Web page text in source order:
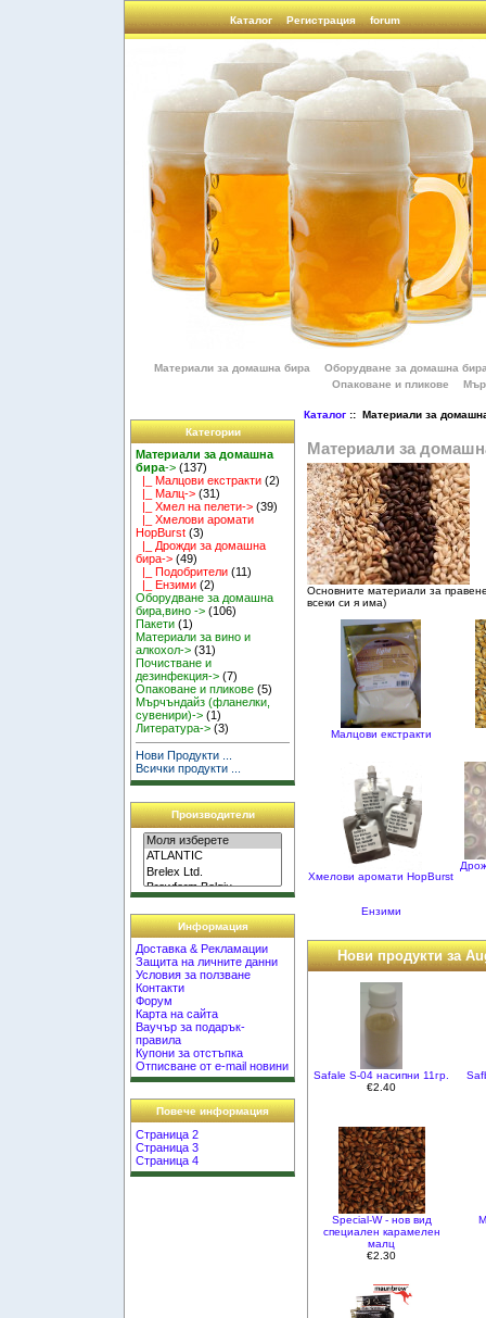
Каталог Регистрация forum
Материали за домашна бира
Оборудване за домашна
Опаковане и пликове
Категории
Материали за домашна
бира-> (137)
|_ Малцови екстракти (2)
|_ Малц-> (31)
|_ Хмел на пелети-> (39)
|_ Хмелови аромати
HopBurst (3)
|_ Дрожди за домашна
бира-> (49)
|_ Подобрители (11)
|_ Ензими (2)
Оборудване за домашна
бира,вино -> (106)
Пакети (1)
Материали за вино и
алкохол-> (31)
Почистване и
дезинфекция-> (7)
Опаковане и пликове (5)
Мърчъндайз (фланелки,
сувенири)-> (1)
Литература-> (3)
Нови Продукти ...
Всички продукти ...
Производители
Информация
Доставка & Рекламации
Защита на личните данни
Условия за ползване
Контакти
Форум
Карта на сайта
Ваучър за подарък-
правила
Купони за отстъпка
Отписване от e-mail новини
Повече информация
Страница 2
Страница 3
Страница 4
Каталог:: Материали за
Материали за
Основните материали за
всеки си я има)
Малцови екстракти
Хмелови аромати HopBurst
Ензими
Нови продукти за
Safale S-04 насипни 11гр.
€2.40
Special-W - нов вид
специален карамелен
малц
€2.30